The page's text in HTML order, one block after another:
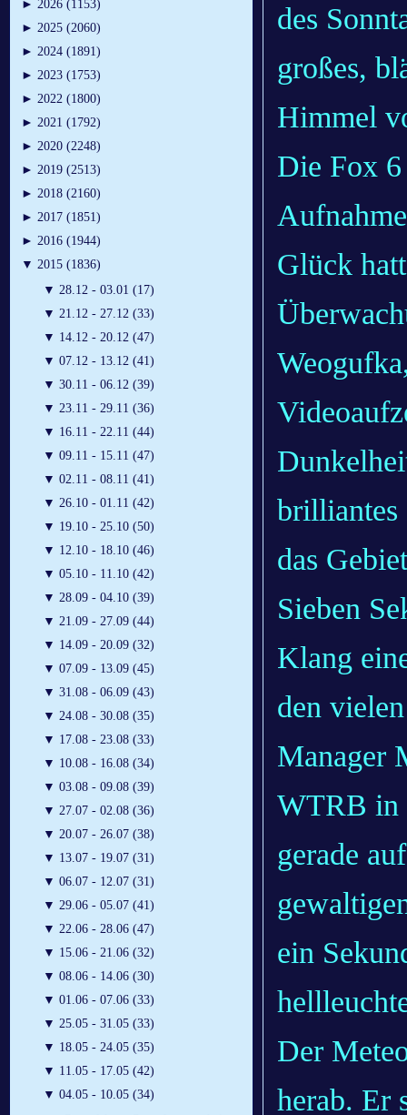
► 2026 (1153)
► 2025 (2060)
► 2024 (1891)
► 2023 (1753)
► 2022 (1800)
► 2021 (1792)
► 2020 (2248)
► 2019 (2513)
► 2018 (2160)
► 2017 (1851)
► 2016 (1944)
▼ 2015 (1836)
▼ 28.12 - 03.01 (17)
▼ 21.12 - 27.12 (33)
▼ 14.12 - 20.12 (47)
▼ 07.12 - 13.12 (41)
▼ 30.11 - 06.12 (39)
▼ 23.11 - 29.11 (36)
▼ 16.11 - 22.11 (44)
▼ 09.11 - 15.11 (47)
▼ 02.11 - 08.11 (41)
▼ 26.10 - 01.11 (42)
▼ 19.10 - 25.10 (50)
▼ 12.10 - 18.10 (46)
▼ 05.10 - 11.10 (42)
▼ 28.09 - 04.10 (39)
▼ 21.09 - 27.09 (44)
▼ 14.09 - 20.09 (32)
▼ 07.09 - 13.09 (45)
▼ 31.08 - 06.09 (43)
▼ 24.08 - 30.08 (35)
▼ 17.08 - 23.08 (33)
▼ 10.08 - 16.08 (34)
▼ 03.08 - 09.08 (39)
▼ 27.07 - 02.08 (36)
▼ 20.07 - 26.07 (38)
▼ 13.07 - 19.07 (31)
▼ 06.07 - 12.07 (31)
▼ 29.06 - 05.07 (41)
▼ 22.06 - 28.06 (47)
▼ 15.06 - 21.06 (32)
▼ 08.06 - 14.06 (30)
▼ 01.06 - 07.06 (33)
▼ 25.05 - 31.05 (33)
▼ 18.05 - 24.05 (35)
▼ 11.05 - 17.05 (42)
▼ 04.05 - 10.05 (34)
des
großes,
Himmel
Die Fox
Glück
brilliantes
das
Sieben
Klang
den
Manager
WTRB in
gerade
ein
Der
herab. Er